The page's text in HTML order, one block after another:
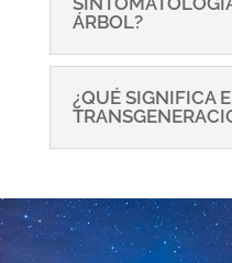
ÁRBOL?
¿QUÉ SIGNIFICA